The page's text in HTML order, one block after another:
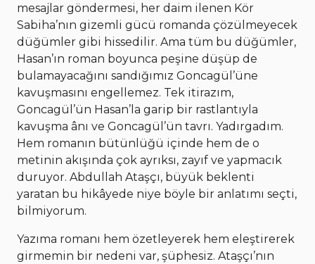
mesajlar göndermesi, her daim ilenen Kör
Sabiha’nın gizemli gücü romanda çözülmeyecek
düğümler gibi hissedilir. Ama tüm bu düğümler,
Hasan’ın roman boyunca peşine düşüp de
bulamayacağını sandığımız Goncagül’üne
kavuşmasını engellemez. Tek itirazım,
Goncagül’ün Hasan’la garip bir rastlantıyla
kavuşma ânı ve Goncagül’ün tavrı. Yadırgadım.
Hem romanın bütünlüğü içinde hem de o
metinin akışında çok ayrıksı, zayıf ve yapmacık
duruyor. Abdullah Ataşçı, büyük beklenti
yaratan bu hikâyede niye böyle bir anlatımı seçti,
bilmiyorum.
Yazıma romanı hem özetleyerek hem eleştirerek
girmemin bir nedeni var, şüphesiz. Ataşçı’nın